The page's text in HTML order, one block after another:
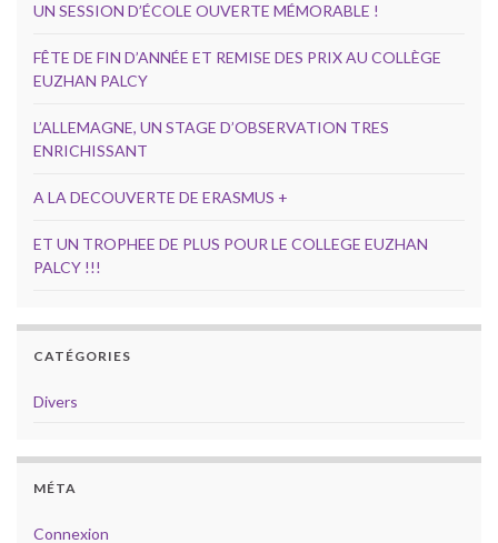
UN SESSION D’ÉCOLE OUVERTE MÉMORABLE !
FÊTE DE FIN D’ANNÉE ET REMISE DES PRIX AU COLLÈGE
EUZHAN PALCY
L’ALLEMAGNE, UN STAGE D’OBSERVATION TRES
ENRICHISSANT
A LA DECOUVERTE DE ERASMUS +
ET UN TROPHEE DE PLUS POUR LE COLLEGE EUZHAN
PALCY !!!
CATÉGORIES
Divers
MÉTA
Connexion